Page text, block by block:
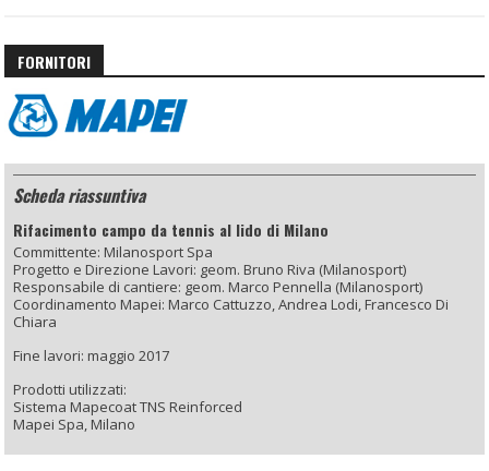
FORNITORI
Scheda riassuntiva
Rifacimento campo da tennis al lido di Milano
Committente: Milanosport Spa
Progetto e Direzione Lavori: geom. Bruno Riva (Milanosport)
Responsabile di cantiere: geom. Marco Pennella (Milanosport)
Coordinamento Mapei: Marco Cattuzzo, Andrea Lodi, Francesco Di
Chiara
Fine lavori: maggio 2017
Prodotti utilizzati:
Sistema Mapecoat TNS Reinforced
Mapei Spa, Milano